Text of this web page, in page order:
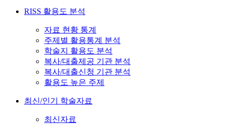
RISS 활용도 분석
자료 현황 통계
주제별 활용통계 분석
학술지 활용도 분석
복사/대출제공 기관 분석
복사/대출신청 기관 분석
활용도 높은 주제
최신/인기 학술자료
최신자료